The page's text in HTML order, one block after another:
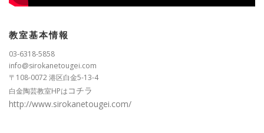
教室基本情報
03-6318-5858
info@sirokanetougei.com
〒108-0072 港区白金5-13-4
白金陶芸教室HPはコチラ
http://www.sirokanetougei.com/